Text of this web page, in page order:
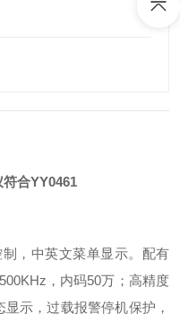
合YY0461
，中英文菜单显示。配有
，内码50万；高精度
示，过载报警停机保护，